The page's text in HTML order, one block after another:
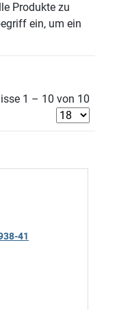
Produkte zu
ein, um ein
1 – 10 von 10
41